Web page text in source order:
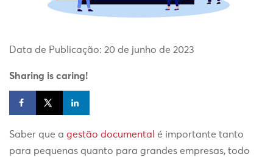
Data de Publicação: 20 de junho de 2023
Sharing is caring!
Saber que a gestão documental é importante tanto
para pequenas quanto para grandes empresas, todo